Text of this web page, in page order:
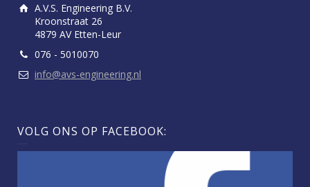
A.V.S. Engineering B.V.
Kroonstraat 26
4879 AV Etten-Leur
076 - 5010070
info@avs-engineering.nl
VOLG ONS OP FACEBOOK: